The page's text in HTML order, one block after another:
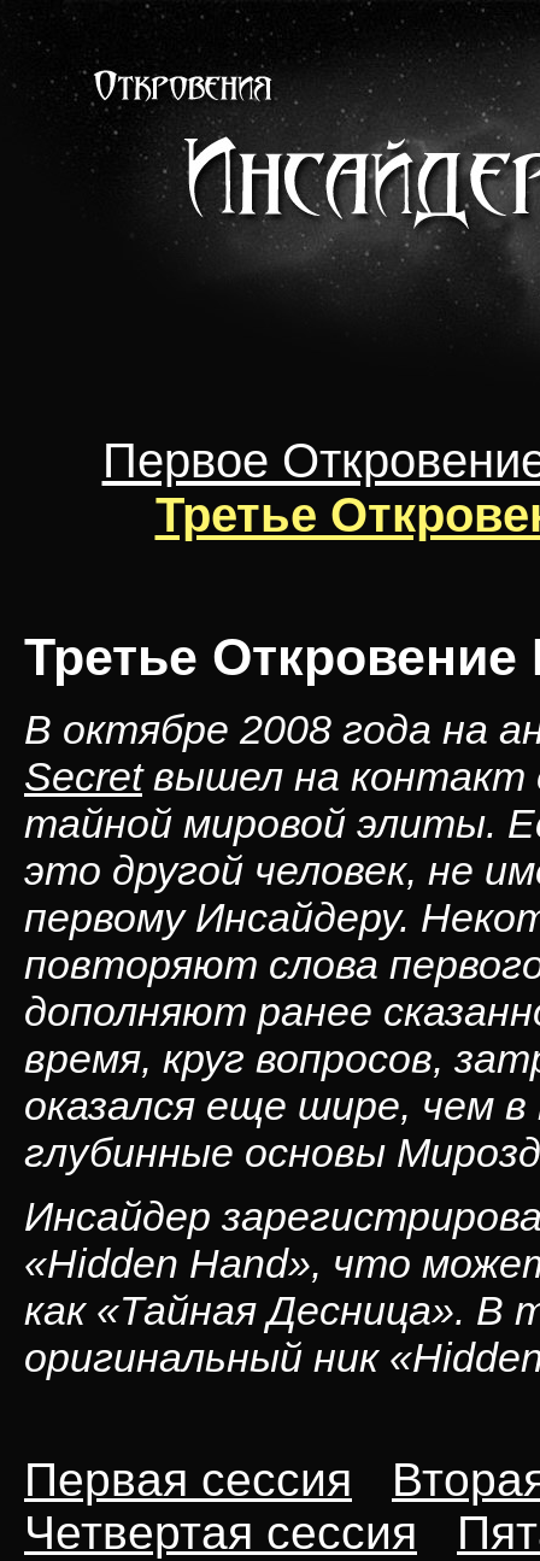
Первое
Третье
Третье
В октябре 2008 года на
Secretвышел на контакт
тайной мировой элиты.
это другой человек, не
первому Инсайдеру.
повторяют слова
дополняют ранее
время, круг вопросов,
оказался еще шире, чем
глубинные основы
Инсайдер
«Hidden Hand», что
как «Тайная Десница». В
оригинальный ник
Первая сессия
Четвертая сессия